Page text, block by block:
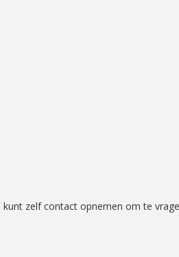
zelf contact opnemen om te